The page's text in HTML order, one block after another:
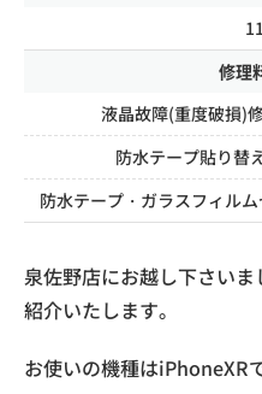
修理
液晶故障(重度破損)
防水テープ貼り替え
防水テープ・ガラスフィル
泉佐野店にお越し下さい
紹介いたします。
お使いの機種はiPhoneXR